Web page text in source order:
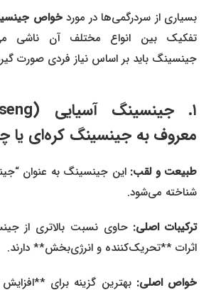
بسیاری از سردرگمی‌ها در موردخواص جینسینگ
تفکیک بین انواع مختلف آن ناشی
جینسینگ باید بر اساس نیاز فردی صورت گیرد.
معروف به جینسینگ کره‌ای یا
طبیعت و لقب:
شناخته می‌شود.
ترکیبات اصلی:حاوی نسبت بالاتری از
اثرات **تحریک‌کننده و انرژی‌بخش** دارند.
خواص اصلی:بهترین گزینه برای **افزایش